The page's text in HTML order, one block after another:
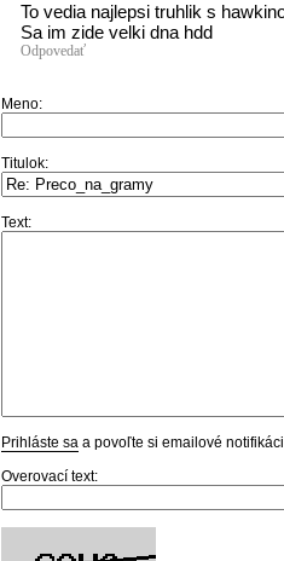
To vedia najlepsi truhlik s
Sa im zide velki dna hdd
Odpovedať
Meno:
Titulok:
Text:
Prihláste sa a povoľte si emailové
Overovací text: